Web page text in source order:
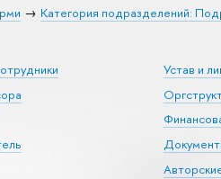
Категория подразделений:
Устав и